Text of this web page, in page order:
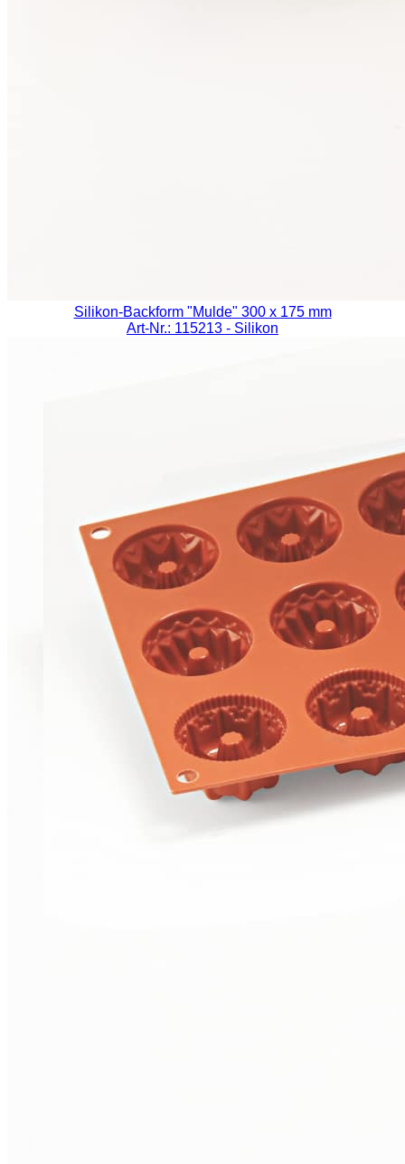
Silikon-Backform "Mulde" 300 x 175 mm
Art-Nr.: 115213 - Silikon